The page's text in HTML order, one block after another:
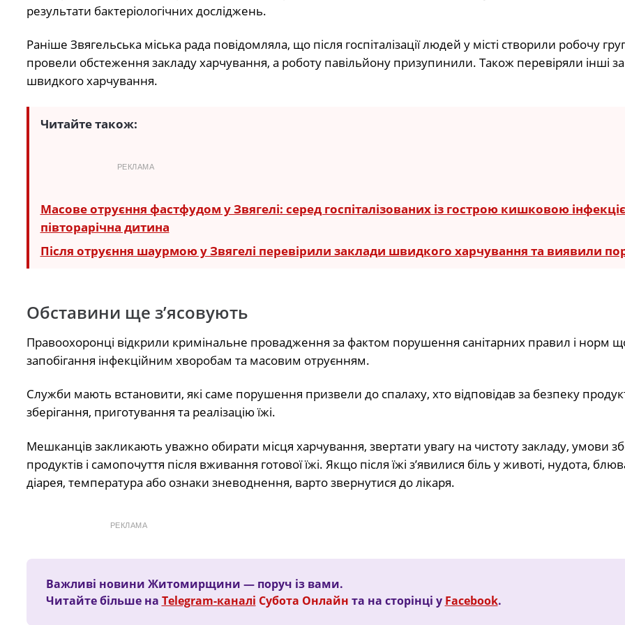
результати бактеріологічних досліджень.
Раніше Звягельська міська рада повідомляла, що після госпіталізації людей у місті створили робочу
провели обстеження закладу харчування, а роботу павільйону призупинили. Також перевіряли інші
швидкого харчування.
Читайте також:
РЕКЛАМА
Масове отруєння фастфудом у Звягелі: серед госпіталізованих із гострою кишковою
півторарічна дитина
Після отруєння шаурмою у Звягелі перевірили заклади швидкого харчування та виявили
Обставини ще з’ясовують
Правоохоронці відкрили кримінальне провадження за фактом порушення санітарних правил і норм
запобігання інфекційним хворобам та масовим отруєнням.
Служби мають встановити, які саме порушення призвели до спалаху, хто відповідав за безпеку
зберігання, приготування та реалізацію їжі.
Мешканців закликають уважно обирати місця харчування, звертати увагу на чистоту закладу, умови
продуктів і самопочуття після вживання готової їжі. Якщо після їжі з’явилися біль у животі, нудота,
діарея, температура або ознаки зневоднення, варто звернутися до лікаря.
РЕКЛАМА
Важливі новини Житомирщини — поруч із вами.
Читайте більше на Telegram-каналі Субота Онлайн та на сторінці у Facebook.